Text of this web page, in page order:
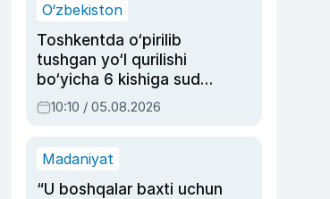
O‘zbekiston
Toshkentda o‘pirilib
tushgan yo‘l qurilishi
bo‘yicha 6 kishiga sud
hukmi o‘qildi
10:10 / 05.08.2026
Madaniyat
“U boshqalar baxti uchun